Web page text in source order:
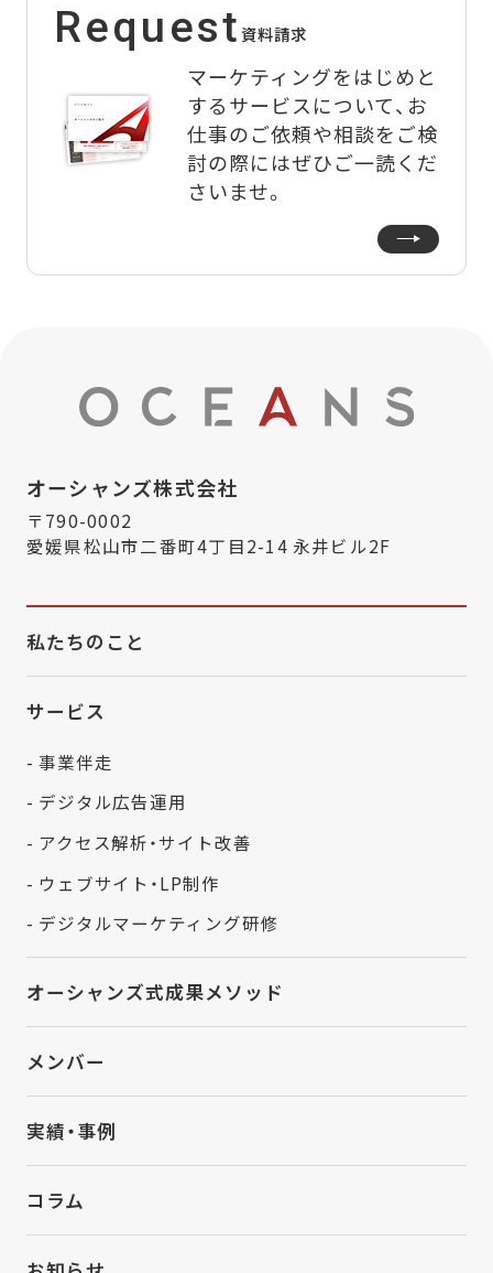
Request資料請求
マーケティングをはじめと
するサービスについて、 お
仕事のご依頼や相談をご検
討の際にはぜひご一読くだ
さいませ。
オーシャンズ株式会社
〒790-0002
愛媛県松山市二番町4丁目2-14 永井ビル2F
私たちのこと
サービス
- 事業伴走
- デジタル広告運用
- アクセス解析・サイト改善
- ウェブサイト・LP制作
- デジタルマーケティング研修
オーシャンズ式成果メソッド
メンバー
実績・事例
コラム